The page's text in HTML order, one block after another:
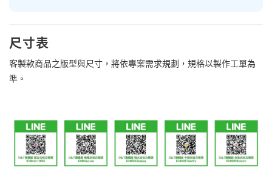
尺寸表
客製款商品之版型與尺寸，將依專案需求規劃，規格以製作工單為
準。